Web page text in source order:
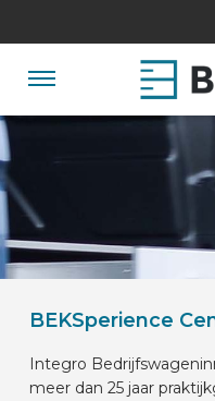
Spring
OVER ONS
MAATWERK
BEKSperience
Integro
meer dan 25 jaar